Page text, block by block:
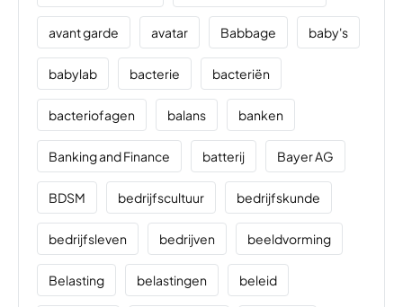
avant garde avatar Babbage baby's
babylab bacterie bacteriën
bacteriofagen balans banken
Banking and Finance batterij Bayer AG
BDSM bedrijfscultuur bedrijfskunde
bedrijfsleven bedrijven beeldvorming
Belasting belastingen beleid